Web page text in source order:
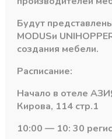
фасаду
GTV
Направляющие скрытого
Будут
MODUSи
создания мебели.
Расписание:
Начало в отеле
Кирова, 114 стр.1
10:00 — 10: 30